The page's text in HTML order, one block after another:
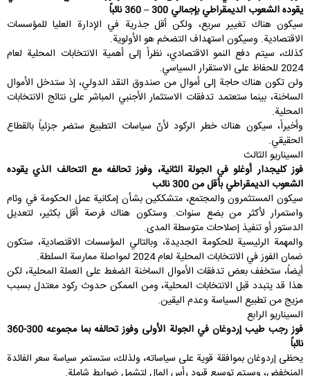
يقوده الشعوب الديمقراطي بإجمالي 300 – 360 نائباً
سيكون هناك تغيير سريع، ولكن أقل جذرية في الإدارة العليا للمؤسسات
الاقتصادية. وسيكون استهداف التضخم هو الأولوية.
كذلك، سيتم دفع النمو الاقتصادي، نظراً إلى أهمية الانتخابات المحلية لعام
2024 للحفاظ على الاستقرار السياسي.
ولن تكون هناك حاجة إلى أموال من صندوق النقد الدولي، إذ ستدخل الأموال
الساخنة، بينما ستعتمد تدفقات الاستثمار الأجنبي المباشر على نتائج الانتخابات
المحلية.
وأخيراً، سيكون هناك خطر الركود لأنّ سياسات التطبيع ستضر جزئياً بالقطاع
الحقيقي.
السيناريو الثالث
فوز كليجدار أوغلو في الجولة الثانية، وفوز تحالفه مع التحالف الذي يقوده
الشعوب الديمقراطي بأقل من 300 نائب
سيكون المستثمرون والمجتمع، متشككين بشأن إمكانية عمل الحكومة في وئام
واستمرار لأكثر من بضع سنوات. وستكون هناك فرصة أقل بكثير، لتعديل
الدستور أو تنفيذ إصلاحات متوسطة المدى.
والمهمة الرئيسية للحكومة الجديدة، وبالتالي المؤسسات الاقتصادية، ستكون
ضمان الفوز في الانتخابات المحلية لعام 2024 لمواصلة ممارسة السلطة.
أيضاً، ستخفف بعض تدفقات الأموال الساخنة الضغط على العملة المحلية، لكن
هذا قد يتبدد قبل الانتخابات المحلية، ومن الممكن حدوث ركود معتدل بسبب
مزيج من تطبيع السياسة وعدم اليقين.
السيناريو الرابع
فوز رجب طيب إردوغان في الجولة الأولى وفوز تحالفه بما مجموعه 300-360
نائباً
يحظى إردوغان بموافقة قوية على سياساته، ولذلك، ستستمر سياسة سعر الفائدة